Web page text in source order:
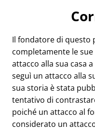
Il fondatore di questo
completamente le
attacco alla sua casa
seguì un attacco alla
sua storia è stata
tentativo di
poiché un attacco al
considerato un